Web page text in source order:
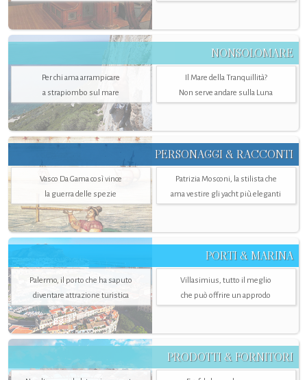
NONSOLOMARE
Per chi ama arrampicare
a strapiombo sul mare
Il Mare della Tranquillità?
Non serve andare sulla Luna
PERSONAGGI & RACCONTI
Vasco Da Gama così vince
la guerra delle spezie
Patrizia Mosconi, la stilista che
ama vestire gli yacht più eleganti
PORTI & MARINA
Palermo, il porto che ha saputo
diventare attrazione turistica
Villasimius, tutto il meglio
che può offrire un approdo
PRODOTTI & FORNITORI